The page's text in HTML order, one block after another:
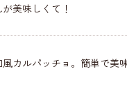
美味しくて！
カルパッチョ。簡単で美